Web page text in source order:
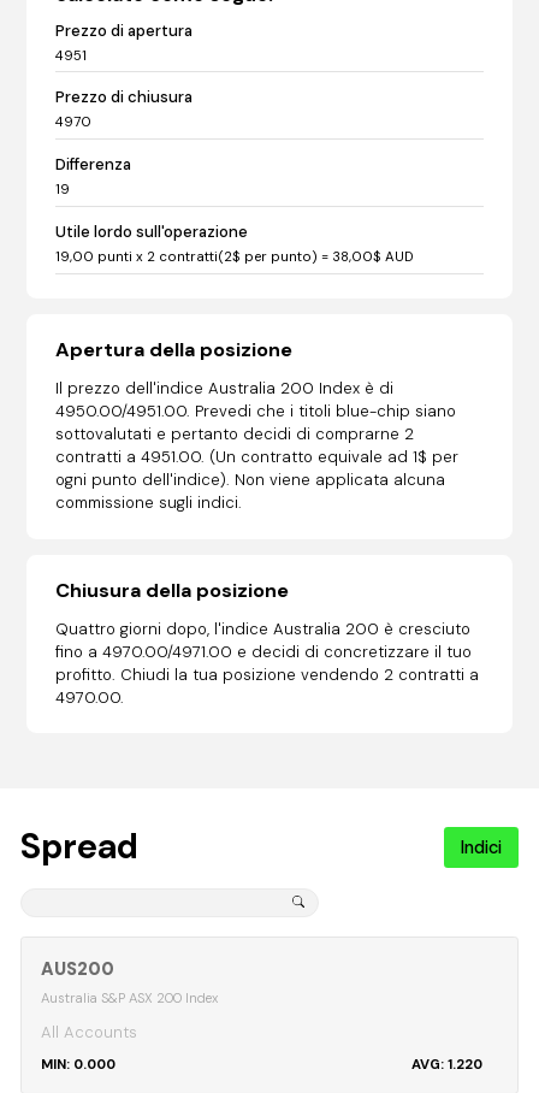
Prezzo di apertura
4951
Prezzo di chiusura
4970
Differenza
19
Utile lordo sull'operazione
19,00 punti x 2 contratti(2$ per punto) = 38,00$ AUD
Apertura della posizione
Il prezzo dell'indice Australia 200 Index è di
4950.00/4951.00. Prevedi che i titoli blue-chip siano
sottovalutati e pertanto decidi di comprarne 2
contratti a 4951.00. (Un contratto equivale ad 1$ per
ogni punto dell'indice). Non viene applicata alcuna
commissione sugli indici.
Chiusura della posizione
Quattro giorni dopo, l'indice Australia 200 è cresciuto
fino a 4970.00/4971.00 e decidi di concretizzare il tuo
profitto. Chiudi la tua posizione vendendo 2 contratti a
4970.00.
Spread Indici
AUS200
Australia S&P ASX 200 Index
0.000 1.220
All Accounts